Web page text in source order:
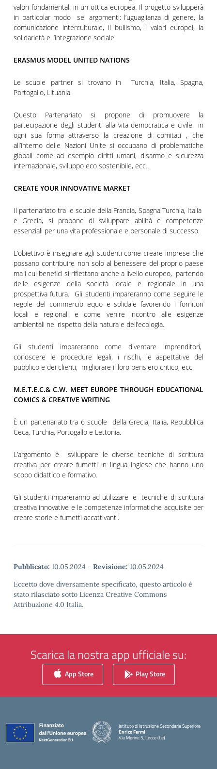
valori fondamentali in un ottica europea. Il progetto svilupperà
in particolar modo sei argomenti: l’uguaglianza di genere, la
comunicazione interculturale, il bullismo, i valori europei, la
solidarietà e l’integrazione sociale.
ERASMUS MODEL UNITED NATIONS
Le scuole partner si trovano in Turchia, Italia, Spagna,
Portogallo, Lituania
Questo Partenariato si propone di promuovere la
partecipazione degli studenti alla vita democratica e civile in
ogni sua forma attraverso la creazione di comitati , che
all’interno delle Nazioni Unite si occupano di problematiche
globali come ad esempio diritti umani, disarmo e sicurezza
internazionale, sviluppo eco sostenibile, ecc…
CREATE YOUR INNOVATIVE MARKET
Il partenariato tra le scuole della Francia, Spagna Turchia, Italia
e Grecia, si propone di sviluppare abilità e competenze
essenziali per una vita professionale e personale di successo.
L’obiettivo è insegnare agli studenti come creare imprese che
possano contribuire non solo al benessere del proprio paese
ma i cui benefici si riflettano anche a livello europeo, partendo
delle esigenze della società locale e regionale in una
prospettiva futura. Gli studenti impareranno come seguire le
regole del commercio equo e solidale favorendo i fornitori
locali e regionali e come venire incontro alle esigenze
ambientali nel rispetto della natura e dell’ecologia.
Gli studenti impareranno come diventare imprenditori,
conoscere le procedure legali, i rischi, le aspettative del
pubblico e dei clienti, migliorare il loro pensiero critico, ecc.
M.E.T.E.C.& C.W. MEET EUROPE THROUGH EDUCATIONAL
COMICS & CREATIVE WRITING
È un partenariato tra 6 scuole della Grecia, Italia, Repubblica
Ceca, Turchia, Portogallo e Lettonia.
L’argomento é sviluppare le diverse tecniche di scrittura
creativa per creare fumetti in lingua inglese che hanno uno
scopo didattico e formativo.
Gli studenti impareranno ad utilizzare le tecniche di scrittura
creativa innovative e le competenze informatiche acquisite per
creare storie e fumetti accattivanti.
Pubblicato: 10.05.2024 - Revisione: 10.05.2024
Eccetto dove diversamente specificato, questo articolo è
stato rilasciato sotto Licenza Creative Commons
Attribuzione 4.0 Italia.
Scarica la nostra app ufficiale su:
App Store Play Store
Istituto di istruzione Secondaria Superiore
Enrico Fermi
Via Merine 5, Lecce (Le)